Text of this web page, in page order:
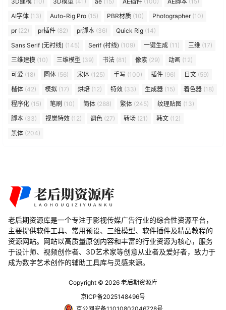
AI字体 (13) Auto-Rig Pro (15) PBR材质 (10) Photographer(10)
pr(22) pr插件 (82) pr脚本 (36) Quick Rig (14)
Sans Serif (无衬线) (145) Serif (衬线) (109) 一键生成 (11) 三维 (17)
三维建模 (10) 三维模型 (39) 书法 (81) 像素 (29) 动画 (12)
可爱 (18) 圆体 (56) 宋体 (125) 手写 (100) 插件 (96) 日文 (59)
楷体 (42) 模拟 (17) 烘焙 (12) 特效 (33) 生成器 (15) 着色器 (18)
程序化 (15) 笔刷 (10) 简体 (288) 繁体 (245) 纹理贴图 (13)
脚本 (33) 视觉特效 (12) 调色 (27) 转场 (21) 韩文 (12)
黑体 (204)
老后期资源库是一个专注于影视传媒广告行业的综合性资源平台，
主要提供软件工具、常用预设、三维模型、软件插件及精品教程的
资源网站。网站以高质量原创内容和丰富的行业资源为核心，服务
于设计师、视频创作者、3D艺术家等创意从业者及爱好者，致力于
成为数字艺术创作的辅助工具库与灵感来源。
Copyright © 2026 老后期资源库
京ICP备2025148496号